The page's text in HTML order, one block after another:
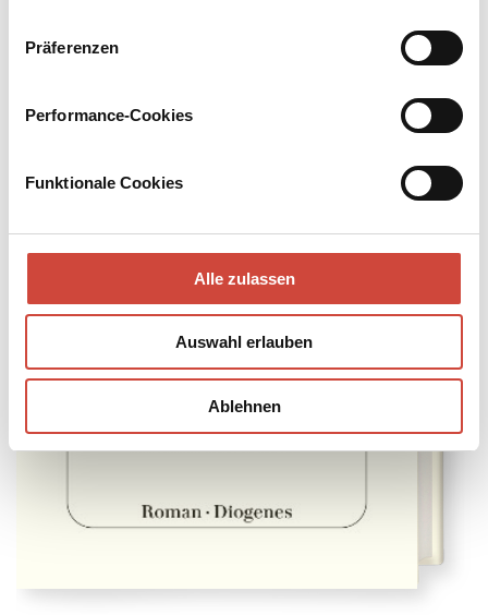
Präferenzen
Performance-Cookies
Funktionale Cookies
Alle zulassen
Auswahl erlauben
Ablehnen